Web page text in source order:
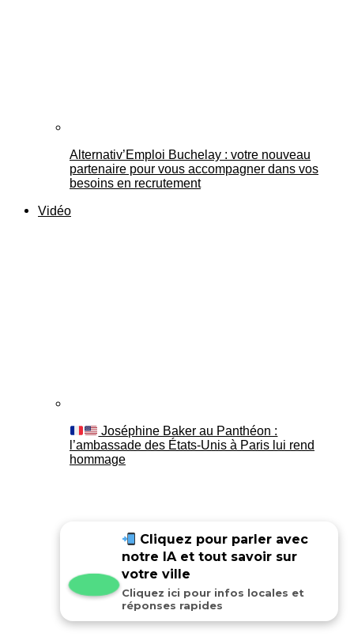
Alternativ’Emploi Buchelay : votre nouveau
partenaire pour vous accompagner dans vos
besoins en recrutement
Vidéo
Joséphine Baker au Panthéon :
l’ambassade des États-Unis à Paris lui rend
hommage
Cliquez pour parler avec
notre IA et tout savoir sur
votre ville
Cliquez ici pour infos locales et
réponses rapides